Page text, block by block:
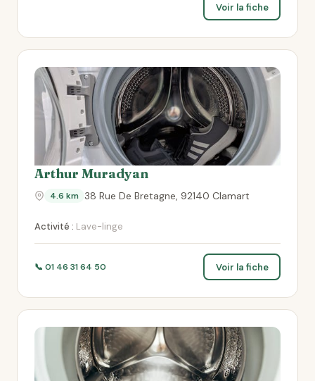
Voir la fiche
Arthur Muradyan
4.6 km 38 Rue De Bretagne, 92140 Clamart
Activité : Lave-linge
📞 01 46 31 64 50 Voir la fiche